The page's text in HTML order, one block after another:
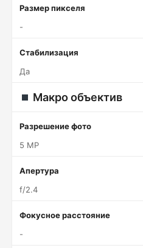
Размер пикселя
-
Стабилизация
Да
Макро объектив
Разрешение фото
5 MP
Апертура
f/2.4
Фокусное расстояние
-